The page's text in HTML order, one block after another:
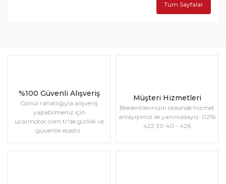
Tüm Sayfalar
%100 Güvenli Alışveriş
Gönül rahatlığıyla alışveriş
yapabilmeniz için
ucarmotor.com.tr'de gizlilik ve
güvenlik esastır.
Müşteri Hizmetleri
Beklentilerinizin ötesinde hizmet
anlayışımız ile yanınızdayız. 0216
422 30 40 - 426